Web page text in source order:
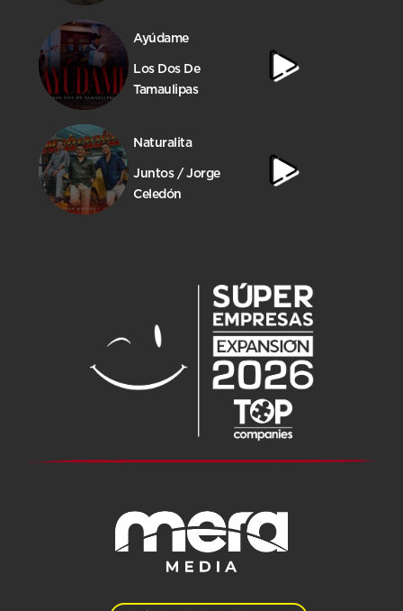
Ayúdame
Los Dos De
Tamaulipas
Naturalita
Juntos / Jorge
Celedón